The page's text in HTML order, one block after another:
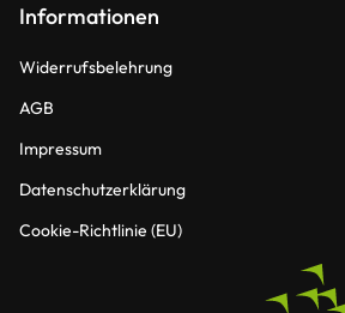
Informationen
Widerrufsbelehrung
AGB
Impressum
Datenschutzerklärung
Cookie-Richtlinie (EU)